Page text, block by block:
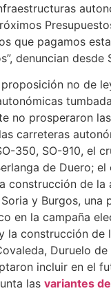
que pagamos
denuncian desde
no de
no prosperaron
carreteras
350, SO-910, el
de Duero; el
construcción de la
y Burgos, una
en la campaña
la construcción de
Duruelo de
incluir en el
las variantes